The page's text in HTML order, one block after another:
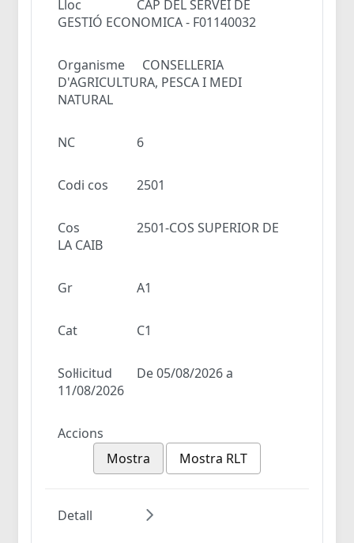
Lloc
CAP DEL SERVEI DE
GESTIÓ ECONOMICA - F01140032
Organisme
CONSELLERIA
D'AGRICULTURA, PESCA I MEDI
NATURAL
NC 6
Codi cos 2501
Cos
2501-COS SUPERIOR DE
LA CAIB
Gr A1
Cat C1
Sol·licitud
De 05/08/2026 a
11/08/2026
Accions
Mostra
Mostra RLT
Detall